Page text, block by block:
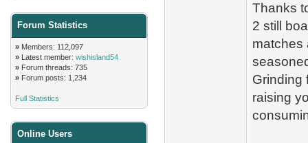
Forum Statistics
» Members: 112,097
» Latest member: wishisland54
» Forum threads: 735
» Forum posts: 1,234
Full Statistics
Online Users
Thanks
2 still
matches
Grinding
raising